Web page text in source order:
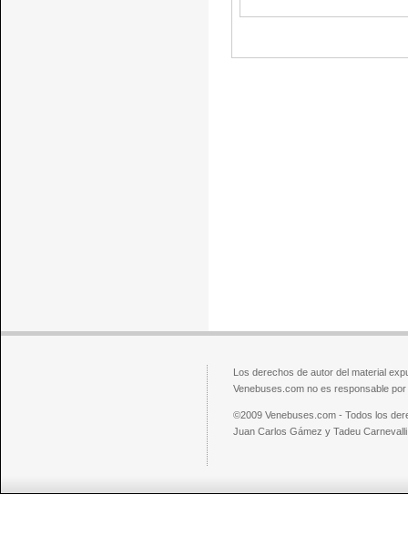
Los derechos de autor del material
Venebuses.com no es responsable
©2009 Venebuses.com - Todos los
Juan Carlos Gámez y Tadeu Carnevalli